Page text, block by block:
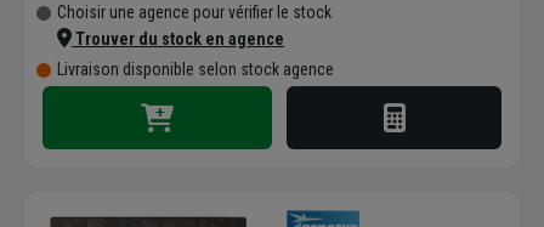
Choisir une agence pour vérifier le stock
Trouver du stock en agence
Livraison disponible selon stock agence